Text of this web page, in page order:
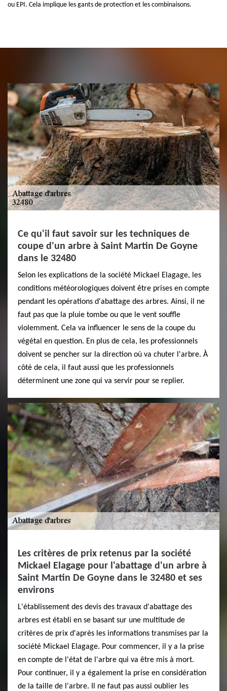
ou EPI. Cela implique les gants de protection et les combinaisons.
Ce qu'il faut savoir sur les techniques de
coupe d'un arbre à Saint Martin De Goyne
dans le 32480
Selon les explications de la société Mickael Elagage, les
conditions météorologiques doivent être prises en compte
pendant les opérations d'abattage des arbres. Ainsi, il ne
faut pas que la pluie tombe ou que le vent souffle
violemment. Cela va influencer le sens de la coupe du
végétal en question. En plus de cela, les professionnels
doivent se pencher sur la direction où va chuter l'arbre. À
côté de cela, il faut aussi que les professionnels
déterminent une zone qui va servir pour se replier.
Les critères de prix retenus par la société
Mickael Elagage pour l'abattage d'un arbre à
Saint Martin De Goyne dans le 32480 et ses
environs
L'établissement des devis des travaux d'abattage des
arbres est établi en se basant sur une multitude de
critères de prix d'après les informations transmises par la
société Mickael Elagage. Pour commencer, il y a la prise
en compte de l'état de l'arbre qui va être mis à mort.
Pour continuer, il y a également la prise en considération
de la taille de l'arbre. Il ne faut pas aussi oublier les